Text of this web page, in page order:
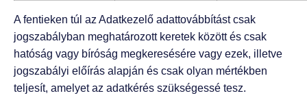
A fentieken túl az Adatkezelő adattovábbítást csak
jogszabályban meghatározott keretek között és csak
hatóság vagy bíróság megkeresésére vagy ezek, illetve
jogszabályi előírás alapján és csak olyan mértékben
teljesít, amelyet az adatkérés szükségessé tesz.